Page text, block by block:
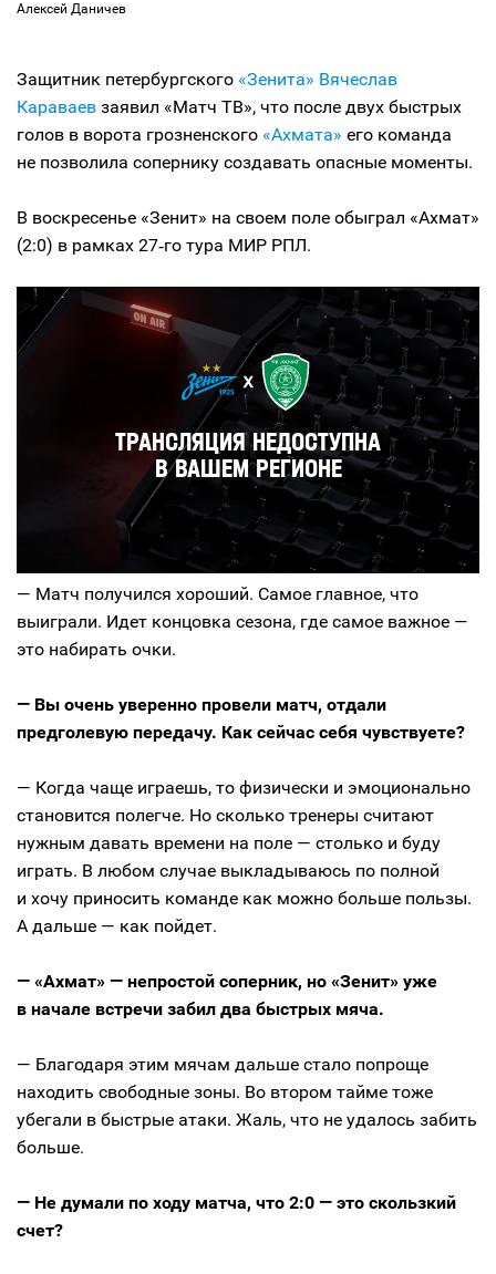
Алексей Даничев
Защитник петербургского «Зенита» Вячеслав
Караваев заявил «Матч ТВ», что после двух быстрых
голов в ворота грозненского «Ахмата» его команда
не позволила сопернику создавать опасные моменты.
В воскресенье «Зенит» на своем поле обыграл «Ахмат»
(2:0) в рамках 27‑го тура МИР РПЛ.
— Матч получился хороший. Самое главное, что
выиграли. Идет концовка сезона, где самое важное —
это набирать очки.
— Вы очень уверенно провели матч, отдали
предголевую передачу. Как сейчас себя чувствуете?
— Когда чаще играешь, то физически и эмоционально
становится полегче. Но сколько тренеры считают
нужным давать времени на поле — столько и буду
играть. В любом случае выкладываюсь по полной
и хочу приносить команде как можно больше пользы.
А дальше — как пойдет.
— «Ахмат» — непростой соперник, но «Зенит» уже
в начале встречи забил два быстрых мяча.
— Благодаря этим мячам дальше стало попроще
находить свободные зоны. Во втором тайме тоже
убегали в быстрые атаки. Жаль, что не удалось забить
больше.
— Не думали по ходу матча, что 2:0 — это скользкий
счет?